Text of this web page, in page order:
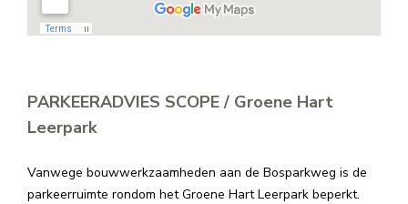
PARKEERADVIES SCOPE / Groene Hart
Leerpark
Vanwege bouwwerkzaamheden aan de Bosparkweg is de
parkeerruimte rondom het Groene Hart Leerpark beperkt.